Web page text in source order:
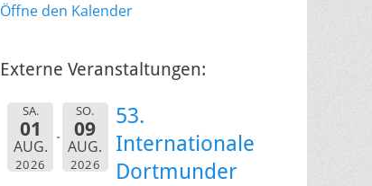
Öffne den Kalender
Externe Veranstaltungen:
SA.
01
AUG.
2026
SO.
09
AUG.
2026
53.
Internationale
Dortmunder